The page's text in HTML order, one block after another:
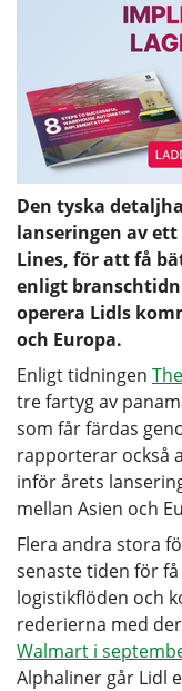
Den tyska
lanseringen av
Lines, för att få
enligt
operera Lidls
och Europa.
Enligt tidningen
tre fartyg av
som får färdas
rapporterar också
inför årets
mellan Asien och
Flera andra stora
senaste tiden för
logistikflöden och
rederierna med
Walmart i
Alphaliner går Lidl